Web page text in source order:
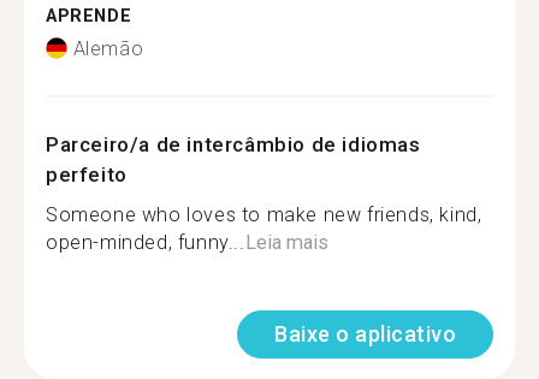
APRENDE
Alemão
Parceiro/a de intercâmbio de idiomas
perfeito
Someone who loves to make new friends, kind,
open-minded, funny... Leia mais
Baixe o aplicativo